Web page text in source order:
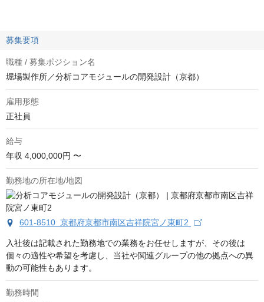
募集要項
職種 / 募集ポジション名
堀場製作所／分析コアモジュールの開発設計（京都）
雇用形態
正社員
給与
年収 4,000,000円 〜
勤務地の所在地/地図
601-8510 京都府京都市南区吉祥院宮ノ東町2
入社後は記載された勤務地での業務をお任せしますが、その後は
個々の適性や希望を考慮し、当社や関連グループの他の拠点への異
動の可能性もあります。
勤務時間